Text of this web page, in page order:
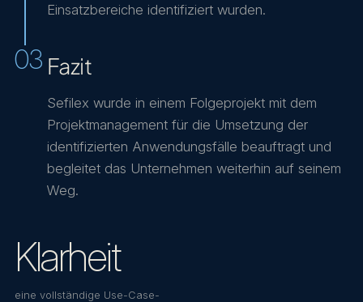
Einsatzbereiche identifiziert wurden.
03 Fazit
Sefilex wurde in einem Folgeprojekt mit dem
Projektmanagement für die Umsetzung der
identifizierten Anwendungsfälle beauftragt und
begleitet das Unternehmen weiterhin auf seinem
Weg.
Klarheit
eine vollständige Use-Case-